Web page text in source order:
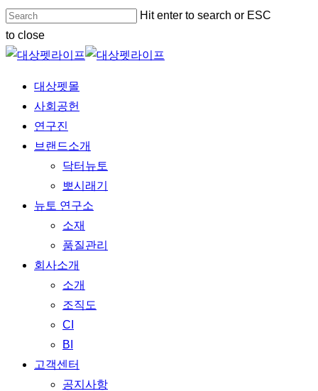
Skip
to
main
Hit enter to search or ESC
to close
Close
Menu 대상펫몰
사회공헌
연구진
브랜드소개
닥터뉴토
뽀시래기
뉴토 연구소
소재
품질관리
회사소개
소개
조직도
CI
BI
고객센터
공지사항